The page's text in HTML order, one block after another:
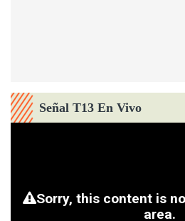
Señal T13 En Vivo